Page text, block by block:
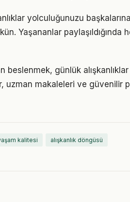
yolculuğunuzu
Yaşananlar paylaşıldığında
beslenmek, günlük
uzman makaleleri ve güvenilir
kalitesi alışkanlık döngüsü